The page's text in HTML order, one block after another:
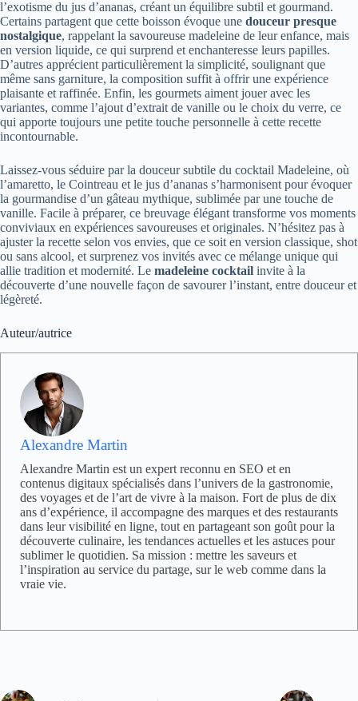
l’exotisme du jus d’ananas, créant un équilibre subtil et gourmand.
Certains partagent que cette boisson évoque une douceur presque
nostalgique, rappelant la savoureuse madeleine de leur enfance, mais
en version liquide, ce qui surprend et enchanteresse leurs papilles.
D’autres apprécient particulièrement la simplicité, soulignant que
même sans garniture, la composition suffit à offrir une expérience
plaisante et raffinée. Enfin, les gourmets aiment jouer avec les
variantes, comme l’ajout d’extrait de vanille ou le choix du verre, ce
qui apporte toujours une petite touche personnelle à cette recette
incontournable.
Laissez-vous séduire par la douceur subtile du cocktail Madeleine, où
l’amaretto, le Cointreau et le jus d’ananas s’harmonisent pour évoquer
la gourmandise d’un gâteau mythique, sublimée par une touche de
vanille. Facile à préparer, ce breuvage élégant transforme vos moments
conviviaux en expériences savoureuses et originales. N’hésitez pas à
ajuster la recette selon vos envies, que ce soit en version classique, shot
ou sans alcool, et surprenez vos invités avec ce mélange unique qui
allie tradition et modernité. Le madeleine cocktail invite à la
découverte d’une nouvelle façon de savourer l’instant, entre douceur et
légèreté.
Auteur/autrice
Alexandre Martin
Alexandre Martin est un expert reconnu en SEO et en
contenus digitaux spécialisés dans l’univers de la gastronomie,
des voyages et de l’art de vivre à la maison. Fort de plus de dix
ans d’expérience, il accompagne des marques et des restaurants
dans leur visibilité en ligne, tout en partageant son goût pour la
découverte culinaire, les tendances actuelles et les astuces pour
sublimer le quotidien. Sa mission : mettre les saveurs et
l’inspiration au service du partage, sur le web comme dans la
vraie vie.